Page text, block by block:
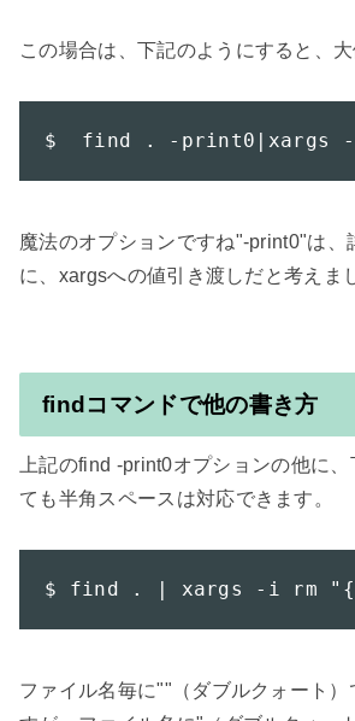
この場合は、下記のようにすると、大
$  find . -print0|xargs -
魔法のオプションですね"-print0"は、
に、xargsへの値引き渡しだと考えま
findコマンドで他の書き方
上記のfind -print0オプションの他に
ても半角スペースは対応できます。
$ find . | xargs -i rm
ファイル名毎に""（ダブルクォート